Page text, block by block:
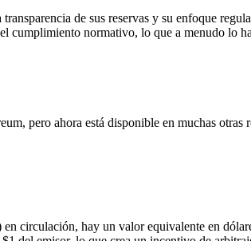
de sus reservas y su enfoque
cumplimiento normativo, lo que a menudo lo
pero ahora está disponible en muchas
circulación, hay un valor equivalente en